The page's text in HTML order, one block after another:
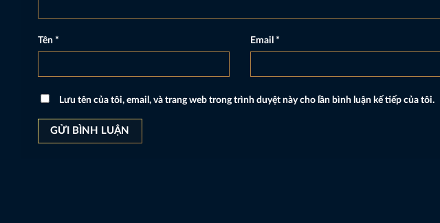
Tên * Email *
Lưu tên của tôi, email, và trang web trong trình duyệt này cho lần bình luận kế tiếp của tôi.